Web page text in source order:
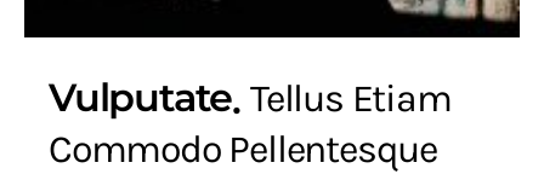
Vulputate Tellus Etiam
Commodo Pellentesque